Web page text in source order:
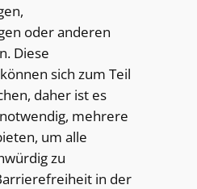
oder anderen
Diese
sich zum Teil
daher ist es
mehrere
um alle
zu
in der